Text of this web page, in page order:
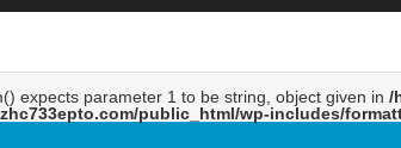
expects parameter 1 to be string, object given in /
public_html/wp-includes/